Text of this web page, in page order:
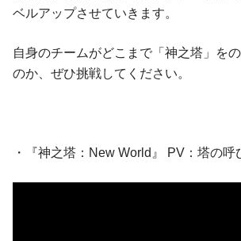
ベルアップさせていきます。
自身のチームがどこまで「神之塔」を
のか、ぜひ挑戦してください。
・『神之塔：New World』 PV：塔の呼